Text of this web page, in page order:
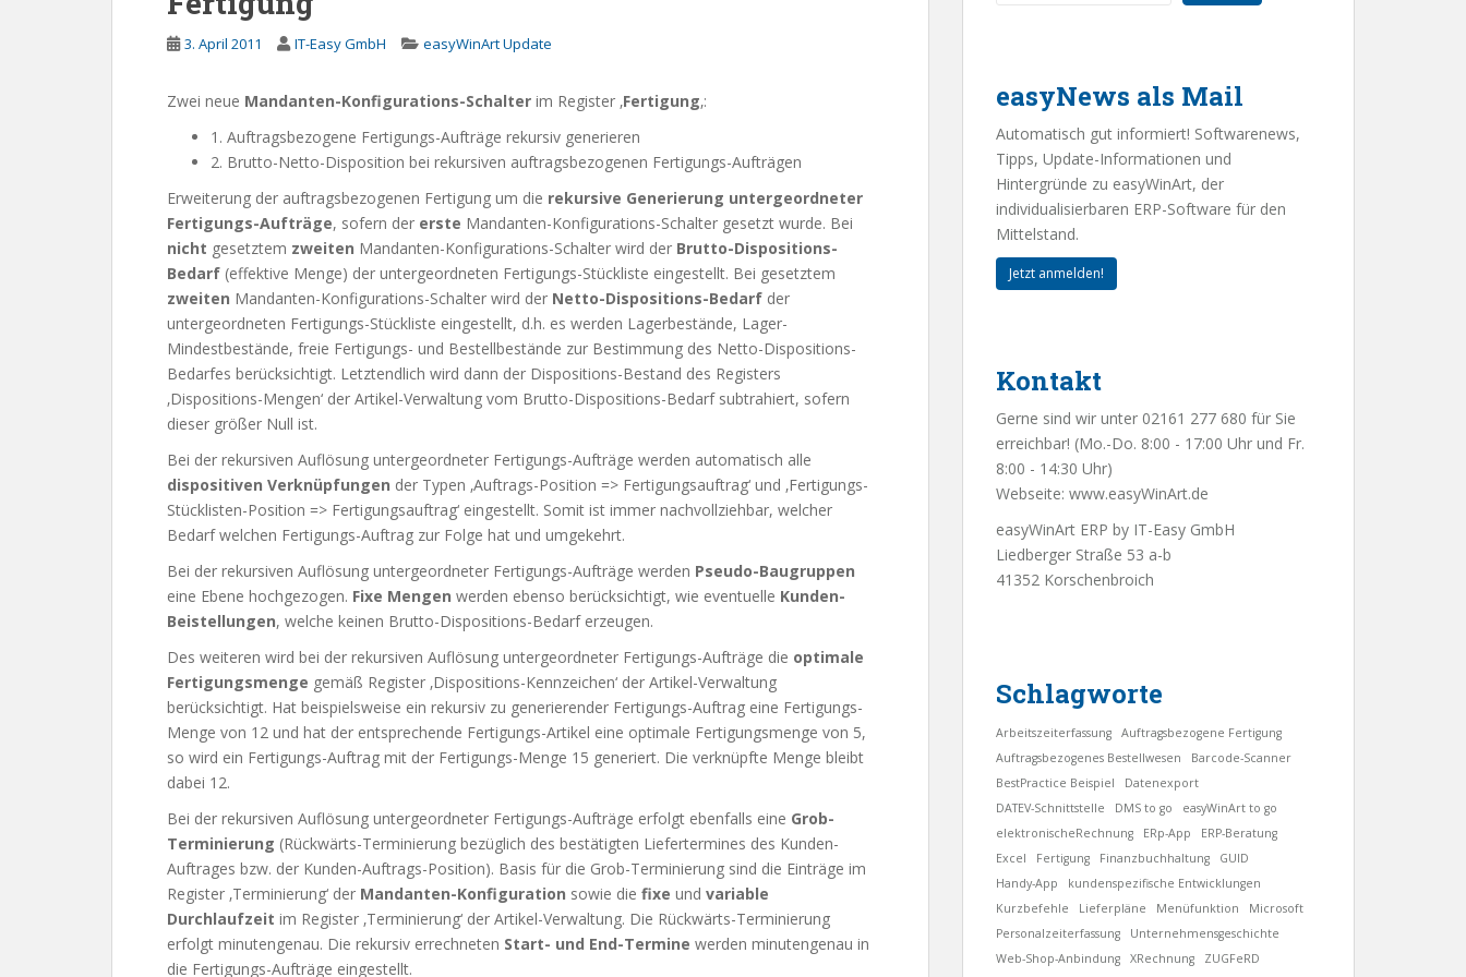
3. April 2011 IT-Easy GmbH easyWinArt Update
Zwei neue Mandanten-Konfigurations-Schalter im Register ‚Fertigung‚:
1. Auftragsbezogene Fertigungs-Aufträge rekursiv generieren
2. Brutto-Netto-Disposition bei rekursiven auftragsbezogenen Fertigungs-Aufträgen
Erweiterung der auftragsbezogenen Fertigung um die rekursive Generierung untergeordneter
Fertigungs-Aufträge, sofern der erste Mandanten-Konfigurations-Schalter gesetzt wurde. Bei
nicht gesetztem zweiten Mandanten-Konfigurations-Schalter wird der Brutto-Dispositions-
Bedarf (effektive Menge) der untergeordneten Fertigungs-Stückliste eingestellt. Bei gesetztem
zweiten Mandanten-Konfigurations-Schalter wird der Netto-Dispositions-Bedarf der
untergeordneten Fertigungs-Stückliste eingestellt, d.h. es werden Lagerbestände, Lager-
Mindestbestände, freie Fertigungs- und Bestellbestände zur Bestimmung des Netto-Dispositions-
Bedarfes berücksichtigt. Letztendlich wird dann der Dispositions-Bestand des Registers
‚Dispositions-Mengen‘ der Artikel-Verwaltung vom Brutto-Dispositions-Bedarf subtrahiert, sofern
dieser größer Null ist.
Bei der rekursiven Auflösung untergeordneter Fertigungs-Aufträge werden automatisch alle
dispositiven Verknüpfungen der Typen ‚Auftrags-Position => Fertigungsauftrag‘ und ‚Fertigungs-
Stücklisten-Position => Fertigungsauftrag‘ eingestellt. Somit ist immer nachvollziehbar, welcher
Bedarf welchen Fertigungs-Auftrag zur Folge hat und umgekehrt.
Bei der rekursiven Auflösung untergeordneter Fertigungs-Aufträge werden Pseudo-Baugruppen
eine Ebene hochgezogen. Fixe Mengen werden ebenso berücksichtigt, wie eventuelle Kunden-
Beistellungen, welche keinen Brutto-Dispositions-Bedarf erzeugen.
Des weiteren wird bei der rekursiven Auflösung untergeordneter Fertigungs-Aufträge die optimale
Fertigungsmenge gemäß Register ‚Dispositions-Kennzeichen‘ der Artikel-Verwaltung
berücksichtigt. Hat beispielsweise ein rekursiv zu generierender Fertigungs-Auftrag eine Fertigungs-
Menge von 12 und hat der entsprechende Fertigungs-Artikel eine optimale Fertigungsmenge von 5,
so wird ein Fertigungs-Auftrag mit der Fertigungs-Menge 15 generiert. Die verknüpfte Menge bleibt
dabei 12.
Bei der rekursiven Auflösung untergeordneter Fertigungs-Aufträge erfolgt ebenfalls eine Grob-
Terminierung (Rückwärts-Terminierung bezüglich des bestätigten Liefertermines des Kunden-
Auftrages bzw. der Kunden-Auftrags-Position). Basis für die Grob-Terminierung sind die Einträge im
Register ‚Terminierung‘ der Mandanten-Konfiguration sowie die fixe und variable
Durchlaufzeit im Register ‚Terminierung‘ der Artikel-Verwaltung. Die Rückwärts-Terminierung
erfolgt minutengenau. Die rekursiv errechneten Start- und End-Termine werden minutengenau in
die Fertigungs-Aufträge eingestellt.
easyNews als Mail
Automatisch gut informiert! Softwarenews,
Tipps, Update-Informationen und
Hintergründe zu easyWinArt, der
individualisierbaren ERP-Software für den
Mittelstand.
Jetzt anmelden!
Kontakt
Gerne sind wir unter 02161 277 680 für Sie
erreichbar! (Mo.-Do. 8:00 - 17:00 Uhr und Fr.
8:00 - 14:30 Uhr)
Webseite: www.easyWinArt.de
easyWinArt ERP by IT-Easy GmbH
Liedberger Straße 53 a-b
41352 Korschenbroich
Schlagworte
Arbeitszeiterfassung
Auftragsbezogene Fertigung
Auftragsbezogenes Bestellwesen
Barcode-Scanner
BestPractice Beispiel
Datenexport
DATEV-Schnittstelle
DMS to go
easyWinArt to go
elektronischeRechnung
ERp-App
ERP-Beratung
Excel
Fertigung Finanzbuchhaltung
GUID
Handy-App
kundenspezifische Entwicklungen
Kurzbefehle
Lieferpläne Menüfunktion
Microsoft
Personalzeiterfassung
Unternehmensgeschichte
Web-Shop-Anbindung
XRechnung ZUGFeRD